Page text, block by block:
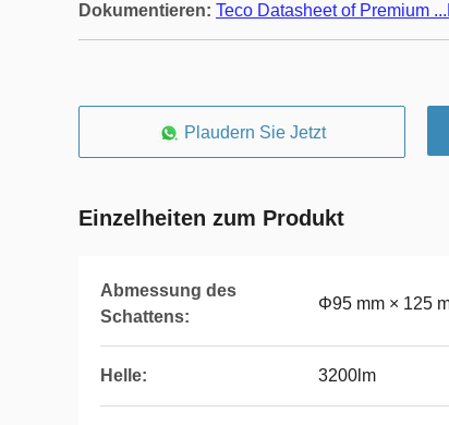
Dokumentieren: Teco Datasheet of Premium
Plaudern Sie Jetzt
Einzelheiten zum Produkt
Abmessung des
Schattens:
Φ95 mm × 125
Helle: 3200lm